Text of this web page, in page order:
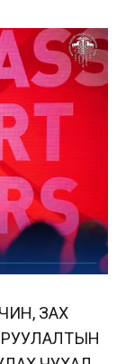
ЗАХ